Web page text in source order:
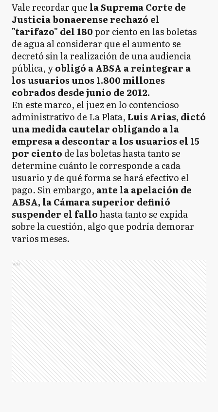
Vale recordar que la Suprema Corte de
Justicia bonaerense rechazó el
"tarifazo" del 180por ciento en las boletas
de agua al considerar que el aumento se
decretó sin la realización de una audiencia
pública, yobligó a ABSA a reintegrar a
los usuarios unos 1.800 millones
cobrados desde junio de 2012.
En este marco, el juez en lo contencioso
administrativo de La Plata, Luis Arias, dictó
una medida cautelar obligando a la
empresa a descontar a los usuarios el 15
por ciento de las boletas hasta tanto se
determine cuánto le corresponde a cada
usuario y de qué forma se hará efectivo el
pago. Sin embargo, ante la apelación de
ABSA, la Cámara superior definió
suspender el fallohasta tanto se expida
sobre la cuestión, algo que podría demorar
varios meses.
Ads